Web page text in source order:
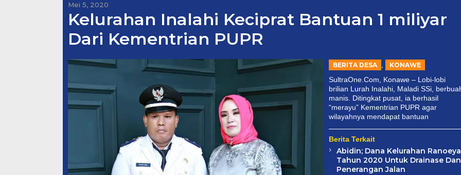
Mei 5, 2020
Kelurahan Inalahi Keciprat Bantuan 1 miliyar
Dari Kementrian PUPR
BERITA DESA , KONAWE
SultraOne.Com, Konawe – Lobi-lobi
brilian Lurah Inalahi, Maladi SSi,
manis. Ditingkat pusat, ia berhasil
“merayu” Kementrian PUPR agar
wilayahnya mendapat bantuan
Berita Terkait
Abidin; Dana Kelurahan Ranoeya
Tahun 2020 Untuk Drainase Dan
Penerangan Jalan